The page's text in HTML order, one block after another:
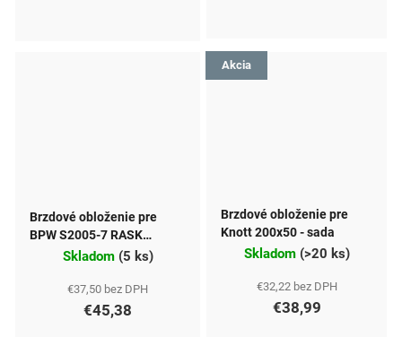
Brzdové obloženie pre
BPW S2005-7 RASK
200x50Skladom (5 ks)
€37,50 bez DPH
€45,38
Akcia
Brzdové obloženie pre
Knott 200x50 - sada
Skladom (>20 ks)
€32,22 bez DPH
€38,99